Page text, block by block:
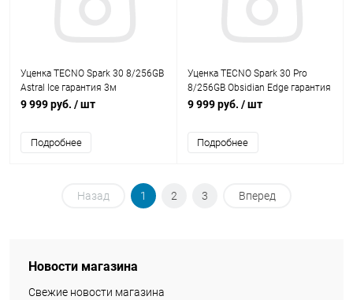
Уценка TECNO Spark 30 8/256GB
Astral Ice гарантия 3м
9 999 руб. / шт
Подробнее
Уценка TECNO Spark 30 Pro
8/256GB Obsidian Edge гарантия
3м
9 999 руб. / шт
Подробнее
Назад 1 2 3 Вперед
Новости магазина
Свежие новости магазина